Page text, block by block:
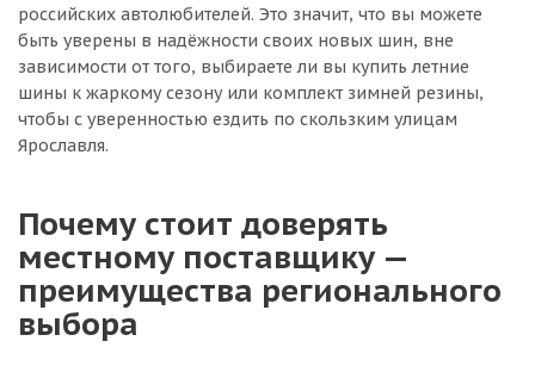
российских автолюбителей. Это значит, что вы можете
быть уверены в надёжности своих новых шин, вне
зависимости от того, выбираете ли вы купить летние
шины к жаркому сезону или комплект зимней резины,
чтобы с уверенностью ездить по скользким улицам
Ярославля.
Почему стоит доверять
местному поставщику —
преимущества регионального
выбора